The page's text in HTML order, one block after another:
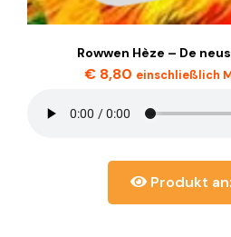
Rowwen Hèze – De
€8,80 einschließlich
Produkt